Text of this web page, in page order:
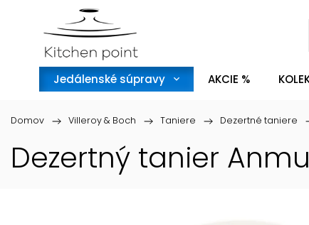
Jedálenské súpravy AKCIE %
Domov / Villeroy & Boch / Taniere / Dezertné taniere /
Dezertný tanier